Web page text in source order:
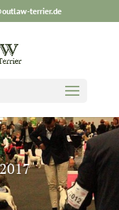
terrier.de